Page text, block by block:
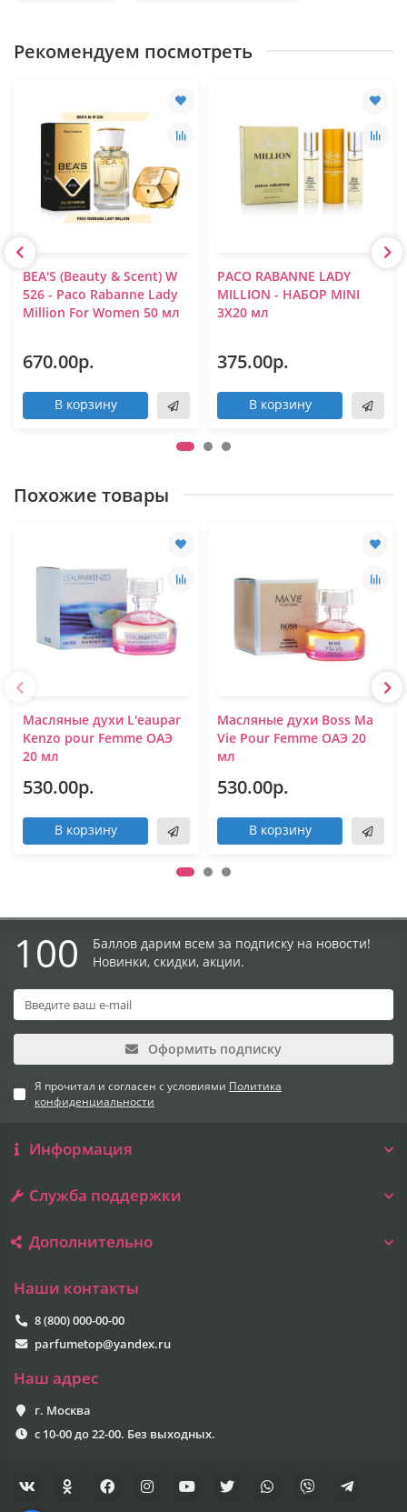
Рекомендуем посмотреть
BEA'S (Beauty & Scent) W
526 - Paco Rabanne Lady
Million For Women 50 мл
670.00р.
В корзину
PACO RABANNE LADY
MILLION - НАБОР MINI
3Х20 мл
375.00р.
В корзину
Похожие товары
Масляные духи L'eaupar
Kenzo pour Femme ОАЭ
20 мл
530.00р.
В корзину
Масляные духи Boss Ma
Vie Pour Femme ОАЭ 20
мл
530.00р.
В корзину
100
Баллов дарим всем за подписку на новости!
Новинки, скидки, акции.
Оформить подписку
Я прочитал и согласен с условиями Политика
конфиденциальности
Информация
Служба поддержки
Дополнительно
Наши контакты
8 (800) 000-00-00
parfumetop@yandex.ru
Наш адрес
г. Москва
с 10-00 до 22-00. Без выходных.